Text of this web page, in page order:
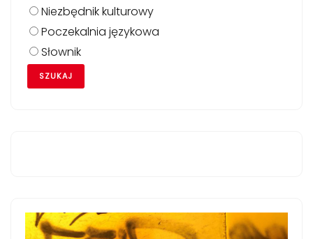
Niezbędnik kulturowy
Poczekalnia językowa
Słownik